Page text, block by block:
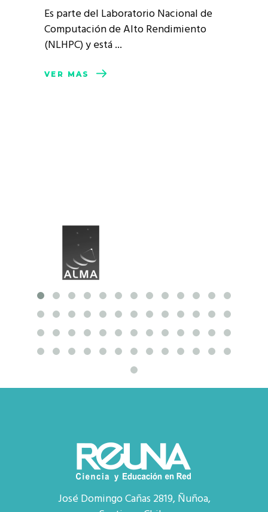
Es parte del Laboratorio Nacional de
Computación de Alto Rendimiento
(NLHPC) y está
VER MÁS
José Domingo Cañas 2819, Ñuñoa,